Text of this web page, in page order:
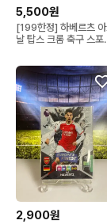
5,500원
[199한정] 하베르츠 아
날 탑스 크롬 축구 스포
2,900원